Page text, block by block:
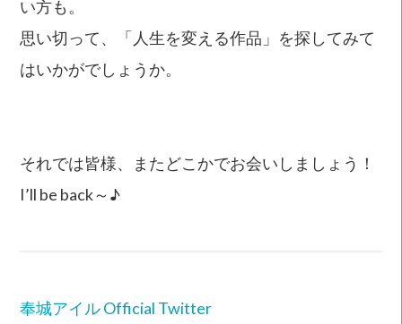
い方も。
思い切って、「人生を変える作品」を探してみて
はいかがでしょうか。
それでは皆様、またどこかでお会いしましょう！
I’ll be back～♪
奉城アイル Official Twitter